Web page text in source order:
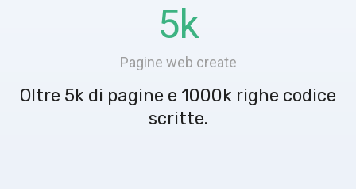
5k
Pagine web create
Oltre 5k di pagine e 1000k righe codice
scritte.